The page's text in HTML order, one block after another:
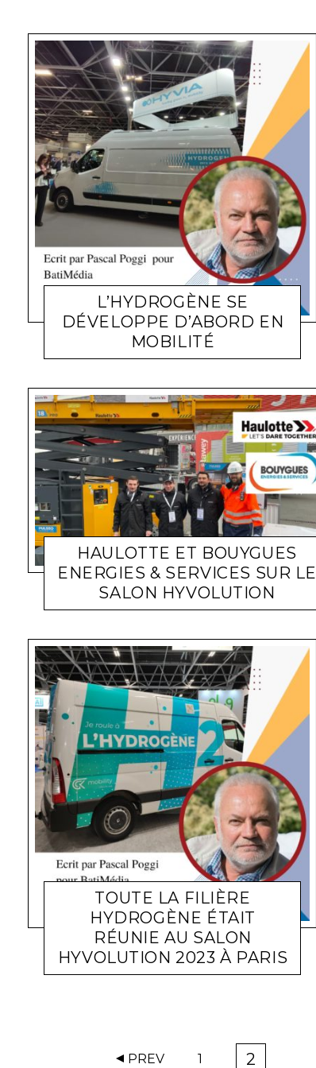
L’HYDROGÈNE SE
DÉVELOPPE D’ABORD EN
MOBILITÉ
MICHEL SOUFIR 21 FÉVRIER 2023
HAULOTTE ET BOUYGUES
ENERGIES & SERVICES SUR LE
SALON HYVOLUTION
ACTUALITÉ ENTREPRISES LARA GASQUET 15 FÉVRIER 2023
TOUTE LA FILIÈRE
HYDROGÈNE ÉTAIT
RÉUNIE AU SALON
HYVOLUTION 2023 À PARIS
PASCAL POGGI
2023
PREV 1 2